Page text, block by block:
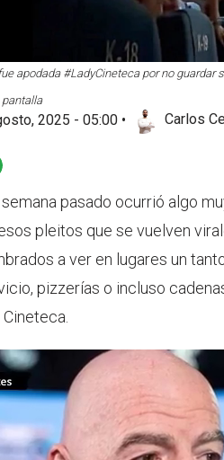
apodada #LadyCineteca por no guardar
pantalla
2025 - 05:00 • Carlos
semana pasado ocurrió algo
pleitos que se vuelven
a ver en lugares un
pizzerías o incluso